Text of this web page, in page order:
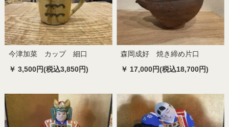
今津加菜 カップ 細口
￥ 3,500円(税込3,850円)
森岡成好 焼き締め片口
￥ 17,000円(税込18,700円)